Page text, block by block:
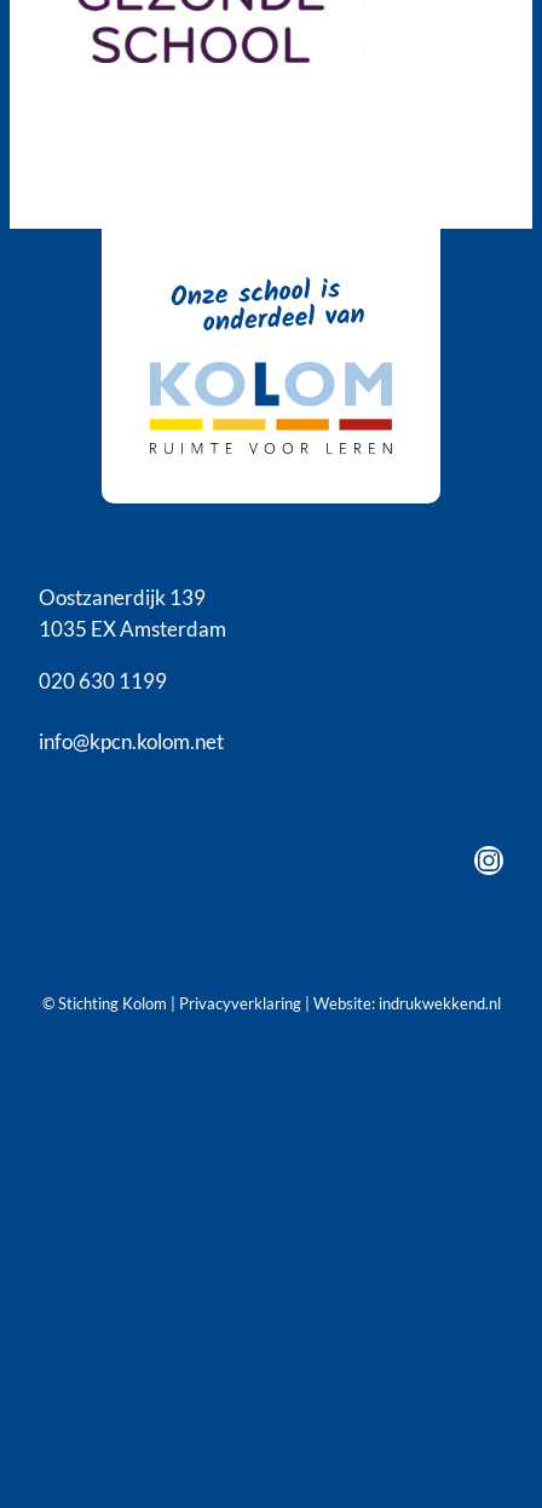
Oostzanerdijk 139
1035 EX Amsterdam
020 630 1199
info@kpcn.kolom.net
Instagram
© Stichting Kolom | Privacyverklaring| Website: indrukwekkend.nl